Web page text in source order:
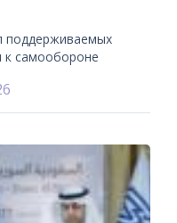
поддерживаемых
к самообороне